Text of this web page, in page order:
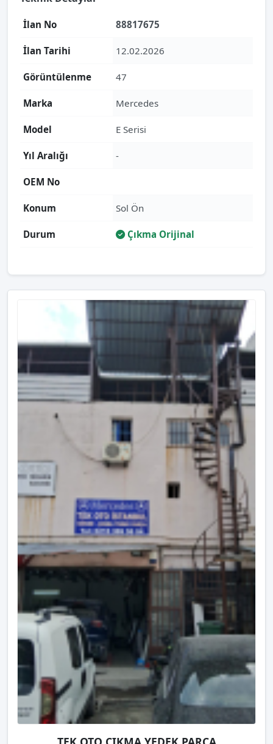
İlan No 88817675
İlan Tarihi 12.02.2026
Görüntülenme 47
Marka Mercedes
Model E Serisi
Yıl Aralığı -
OEM No
Konum Sol Ön
Durum Çıkma Orijinal